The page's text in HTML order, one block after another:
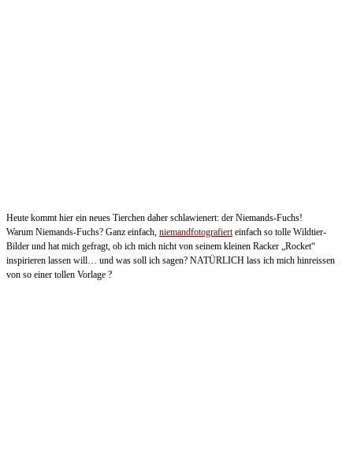
Heute kommt hier ein neues Tierchen daher schlawienert: der Niemands-Fuchs!
Warum Niemands-Fuchs? Ganz einfach, niemandfotografierteinfach so tolle Wildtier-
Bilder und hat mich gefragt, ob ich mich nicht von seinem kleinen Racker „Rocket“
inspirieren lassen will… und was soll ich sagen? NATÜRLICH lass ich mich hinreissen
von so einer tollen Vorlage ?